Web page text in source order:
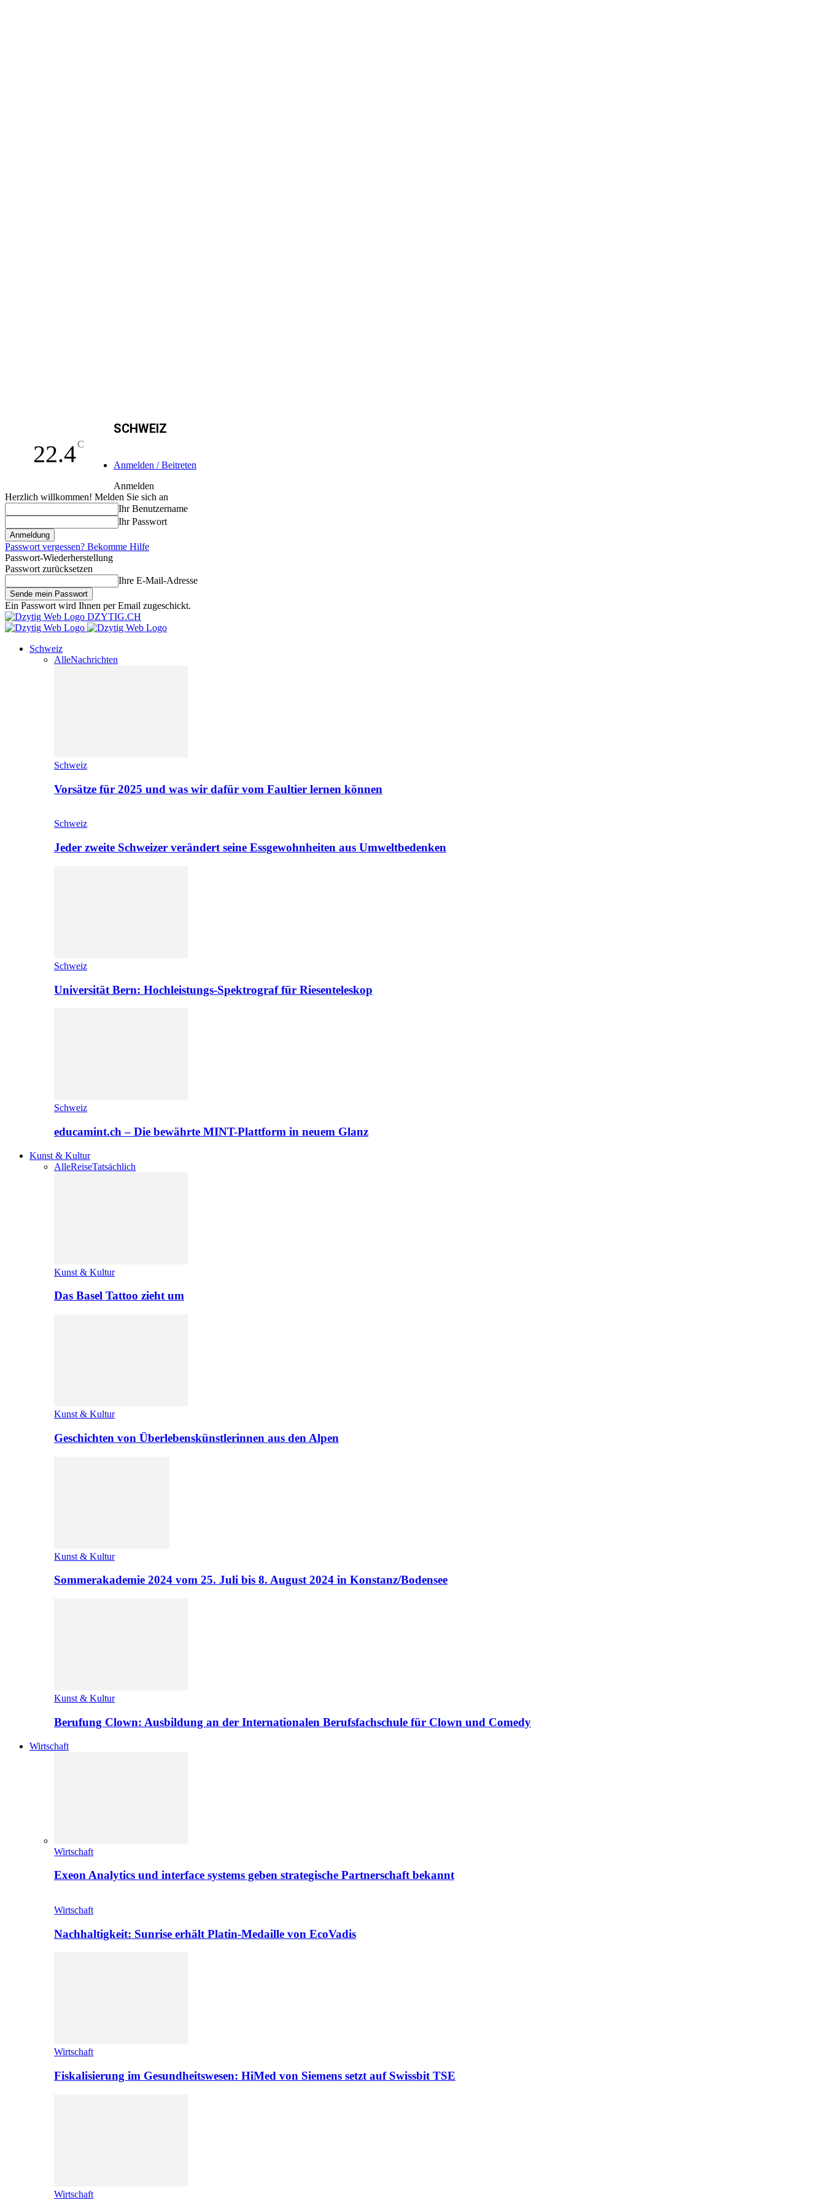
22.4C
SCHWEIZ
Anmelden / Beitreten
Anmelden
Herzlich willkommen! Melden Sie sich an
Ihr Benutzername
Ihr Passwort
Passwort vergessen? Bekomme Hilfe
Passwort-Wiederherstellung
Passwort zurücksetzen
Ihre E-Mail-Adresse
Ein Passwort wird Ihnen per Email zugeschickt.
DZYTIG.CH
Schweiz
AlleNachrichten
Schweiz
Vorsätze für 2025 und was wir dafür vom Faultier lernen können
Schweiz
Jeder zweite Schweizer verändert seine Essgewohnheiten aus Umweltbedenken
Schweiz
Universität Bern: Hochleistungs-Spektrograf für Riesenteleskop
Schweiz
educamint.ch – Die bewährte MINT-Plattform in neuem Glanz
Kunst & Kultur
AlleReiseTatsächlich
Kunst & Kultur
Das Basel Tattoo zieht um
Kunst & Kultur
Geschichten von Überlebenskünstlerinnen aus den Alpen
Kunst & Kultur
Sommerakademie 2024 vom 25. Juli bis 8. August 2024 in Konstanz/Bodensee
Kunst & Kultur
Berufung Clown: Ausbildung an der Internationalen Berufsfachschule für Clown und Comedy
Wirtschaft
Wirtschaft
Exeon Analytics und interface systems geben strategische Partnerschaft bekannt
Wirtschaft
Nachhaltigkeit: Sunrise erhält Platin-Medaille von EcoVadis
Wirtschaft
Fiskalisierung im Gesundheitswesen: HiMed von Siemens setzt auf Swissbit TSE
Wirtschaft